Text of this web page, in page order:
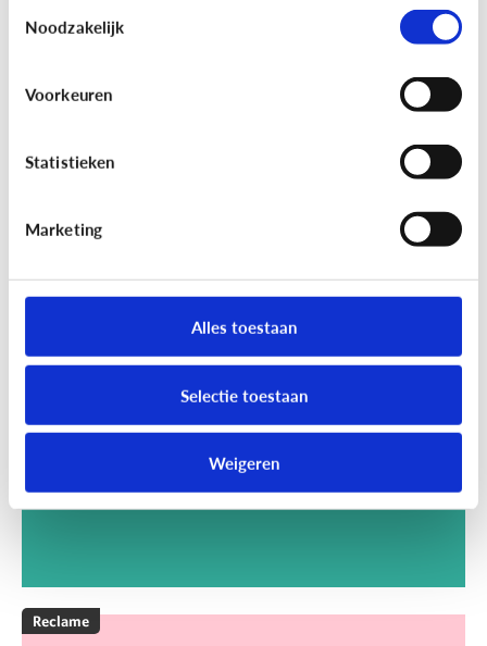
Noodzakelijk
Voorkeuren
Statistieken
Marketing
Alles toestaan
Selectie toestaan
Weigeren
reclamegames speelt?
Reclame